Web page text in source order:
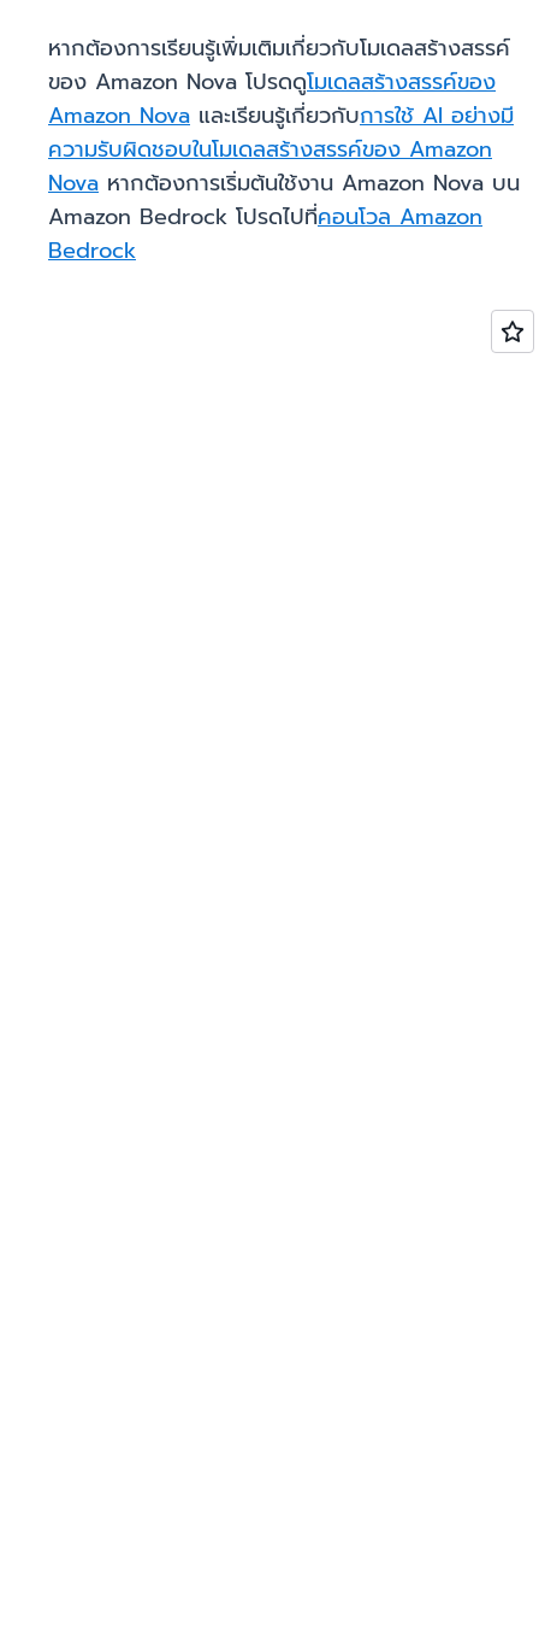
หากต้องการเรียนรู้เพิ่มเติมเกี่ยวกับโมเดลสร้างสรรค์
ของ Amazon Nova โปรดดูโมเดลสร้างสรรค์ของ
Amazon Nova และเรียนรู้เกี่ยวกับการใช้ AI อย่างมี
ความรับผิดชอบในโมเดลสร้างสรรค์ของ Amazon
Nova หากต้องการเริ่มต้นใช้งาน Amazon Nova บน
Amazon Bedrock โปรดไปที่คอนโวล Amazon
Bedrock